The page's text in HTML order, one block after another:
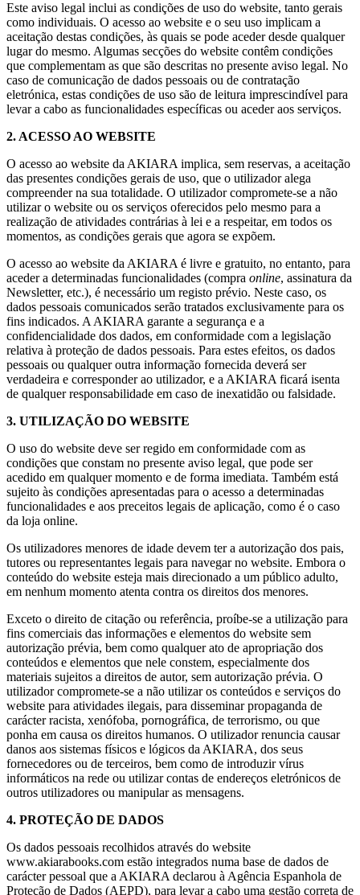
Este aviso legal inclui as condições de uso do website, tanto gerais
como individuais. O acesso ao website e o seu uso implicam a
aceitação destas condições, às quais se pode aceder desde qualquer
lugar do mesmo. Algumas secções do website contêm condições
que complementam as que são descritas no presente aviso legal. No
caso de comunicação de dados pessoais ou de contratação
eletrónica, estas condições de uso são de leitura imprescindível para
levar a cabo as funcionalidades específicas ou aceder aos serviços.
2. ACESSO AO WEBSITE
O acesso ao website da AKIARA implica, sem reservas, a aceitação
das presentes condições gerais de uso, que o utilizador alega
compreender na sua totalidade. O utilizador compromete-se a não
utilizar o website ou os serviços oferecidos pelo mesmo para a
realização de atividades contrárias à lei e a respeitar, em todos os
momentos, as condições gerais que agora se expõem.
O acesso ao website da AKIARA é livre e gratuito, no entanto, para
aceder a determinadas funcionalidades (compra online, assinatura da
Newsletter, etc.), é necessário um registo prévio. Neste caso, os
dados pessoais comunicados serão tratados exclusivamente para os
fins indicados. A AKIARA garante a segurança e a
confidencialidade dos dados, em conformidade com a legislação
relativa à proteção de dados pessoais. Para estes efeitos, os dados
pessoais ou qualquer outra informação fornecida deverá ser
verdadeira e corresponder ao utilizador, e a AKIARA ficará isenta
de qualquer responsabilidade em caso de inexatidão ou falsidade.
3. UTILIZAÇÃO DO WEBSITE
O uso do website deve ser regido em conformidade com as
condições que constam no presente aviso legal, que pode ser
acedido em qualquer momento e de forma imediata. Também está
sujeito às condições apresentadas para o acesso a determinadas
funcionalidades e aos preceitos legais de aplicação, como é o caso
da loja online.
Os utilizadores menores de idade devem ter a autorização dos pais,
tutores ou representantes legais para navegar no website. Embora o
conteúdo do website esteja mais direcionado a um público adulto,
em nenhum momento atenta contra os direitos dos menores.
Exceto o direito de citação ou referência, proíbe-se a utilização para
fins comerciais das informações e elementos do website sem
autorização prévia, bem como qualquer ato de apropriação dos
conteúdos e elementos que nele constem, especialmente dos
materiais sujeitos a direitos de autor, sem autorização prévia. O
utilizador compromete-se a não utilizar os conteúdos e serviços do
website para atividades ilegais, para disseminar propaganda de
carácter racista, xenófoba, pornográfica, de terrorismo, ou que
ponha em causa os direitos humanos. O utilizador renuncia causar
danos aos sistemas físicos e lógicos da AKIARA, dos seus
fornecedores ou de terceiros, bem como de introduzir vírus
informáticos na rede ou utilizar contas de endereços eletrónicos de
outros utilizadores ou manipular as mensagens.
4. PROTEÇÃO DE DADOS
Os dados pessoais recolhidos através do website
www.akiarabooks.com estão integrados numa base de dados de
carácter pessoal que a AKIARA declarou à Agência Espanhola de
Proteção de Dados (AEPD), para levar a cabo uma gestão correta de